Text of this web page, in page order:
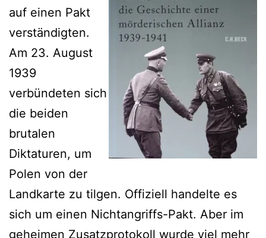
auf einen Pakt
verständigten.
Am 23. August
1939
verbündeten sich
die beiden
brutalen
Diktaturen, um
Polen von der
Landkarte zu tilgen. Offiziell handelte es
sich um einen Nichtangriffs-Pakt. Aber im
geheimen Zusatzprotokoll wurde viel mehr